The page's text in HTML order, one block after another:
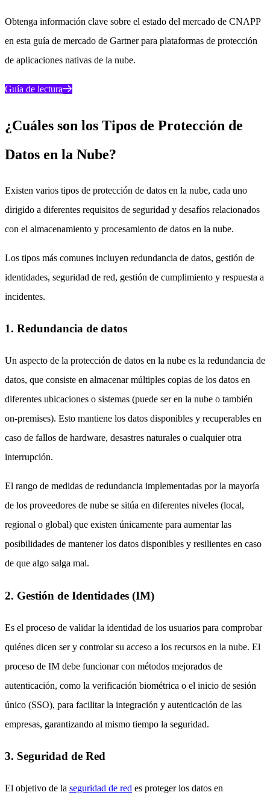
Obtenga información clave sobre el estado del mercado de CNAPP
en esta guía de mercado de Gartner para plataformas de protección
de aplicaciones nativas de la nube.
Guía de lectura
¿Cuáles son los Tipos de Protección de
Datos en la Nube?
Existen varios tipos de protección de datos en la nube, cada uno
dirigido a diferentes requisitos de seguridad y desafíos relacionados
con el almacenamiento y procesamiento de datos en la nube.
Los tipos más comunes incluyen redundancia de datos, gestión de
identidades, seguridad de red, gestión de cumplimiento y respuesta a
incidentes.
1. Redundancia de datos
Un aspecto de la protección de datos en la nube es la redundancia de
datos, que consiste en almacenar múltiples copias de los datos en
diferentes ubicaciones o sistemas (puede ser en la nube o también
on-premises). Esto mantiene los datos disponibles y recuperables en
caso de fallos de hardware, desastres naturales o cualquier otra
interrupción.
El rango de medidas de redundancia implementadas por la mayoría
de los proveedores de nube se sitúa en diferentes niveles (local,
regional o global) que existen únicamente para aumentar las
posibilidades de mantener los datos disponibles y resilientes en caso
de que algo salga mal.
2. Gestión de Identidades (IM)
Es el proceso de validar la identidad de los usuarios para comprobar
quiénes dicen ser y controlar su acceso a los recursos en la nube. El
proceso de IM debe funcionar con métodos mejorados de
autenticación, como la verificación biométrica o el inicio de sesión
único (SSO), para facilitar la integración y autenticación de las
empresas, garantizando al mismo tiempo la seguridad.
3. Seguridad de Red
El objetivo de la seguridad de red es proteger los datos en